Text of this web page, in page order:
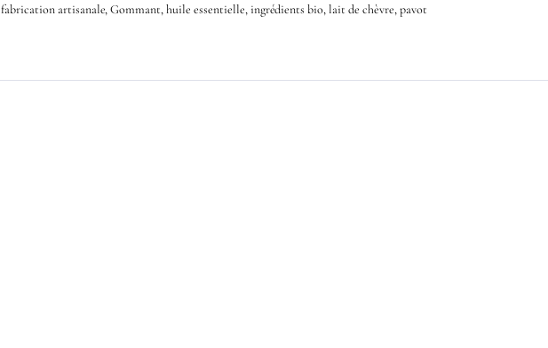
fabrication artisanale,Gommant,huile essentielle,ingrédients bio,lait de chèvre,pavot